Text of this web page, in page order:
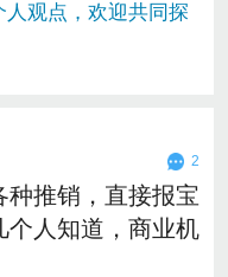
观点，欢迎共同探
2
种推销，直接报宝
个人知道，商业机